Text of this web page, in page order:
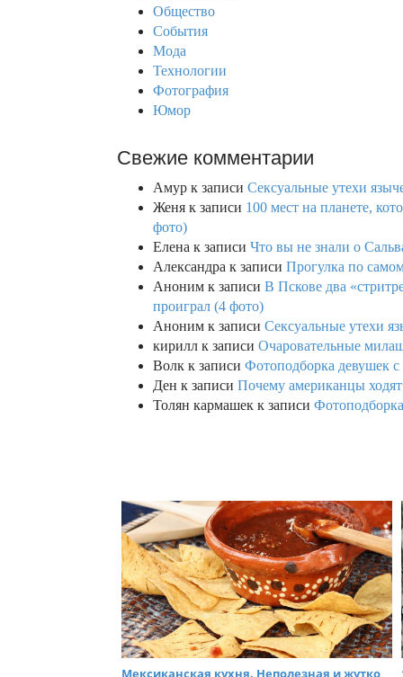
Общество
События
Мода
Технологии
Фотография
Юмор
Свежие комментарии
Амур к записи Сексуальные утехи
Женя к записи 100 мест на планете,
фото)
Елена к записи Что вы не знали о
Александра к записи Прогулка по
Аноним к записи В Пскове два
проиграл (4 фото)
Аноним к записи Сексуальные утехи
кирилл к записи Очаровательные
Волк к записи Фотоподборка девушек
Ден к записи Почему американцы
Толян кармашек к записи
Мексиканская кухня. Неполезная и жутко